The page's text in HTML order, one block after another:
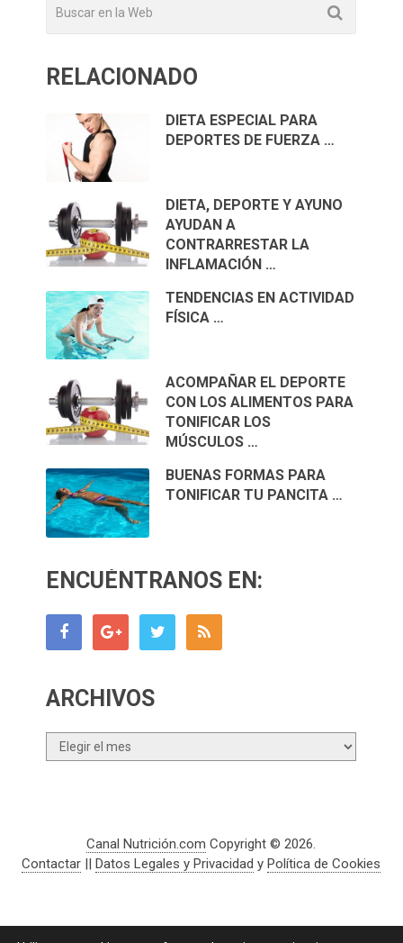
RELACIONADO
DIETA ESPECIAL PARA
DEPORTES DE FUERZA …
DIETA, DEPORTE Y AYUNO
AYUDAN A
CONTRARRESTAR LA
INFLAMACIÓN …
TENDENCIAS EN ACTIVIDAD
FÍSICA …
ACOMPAÑAR EL DEPORTE
CON LOS ALIMENTOS PARA
TONIFICAR LOS
MÚSCULOS …
BUENAS FORMAS PARA
TONIFICAR TU PANCITA …
ENCUÉNTRANOS EN:
ARCHIVOS
Archivos
Canal Nutrición.com Copyright © 2026.
Contactar ||Datos Legales y Privacidad yPolítica de Cookies